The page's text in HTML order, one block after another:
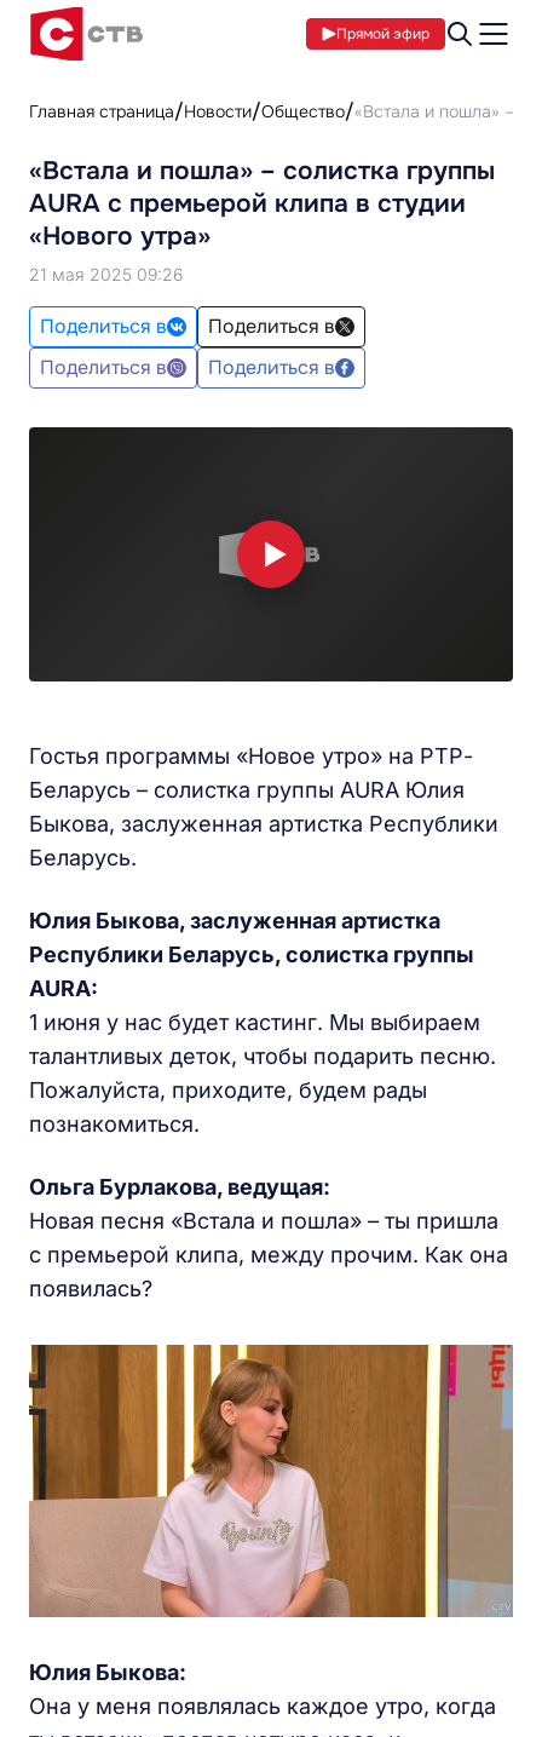
Прямой эфир
Главная страница Новости Общество «Встала и пошла» –
«Встала и пошла» – солистка группы
AURA с премьерой клипа в студии
«Нового утра»
21 мая 2025 09:26
Поделиться в
Поделиться в
Поделиться в
Поделиться в
Гостья программы «Новое утро» на РТР-
Беларусь – солистка группы AURA Юлия
Быкова, заслуженная артистка Республики
Беларусь.
Юлия Быкова, заслуженная артистка
Республики Беларусь, солистка группы
AURA:
1 июня у нас будет кастинг. Мы выбираем
талантливых деток, чтобы подарить песню.
Пожалуйста, приходите, будем рады
познакомиться.
Ольга Бурлакова, ведущая:
Новая песня «Встала и пошла» – ты пришла
с премьерой клипа, между прочим. Как она
появилась?
Юлия Быкова:
Она у меня появлялась каждое утро, когда